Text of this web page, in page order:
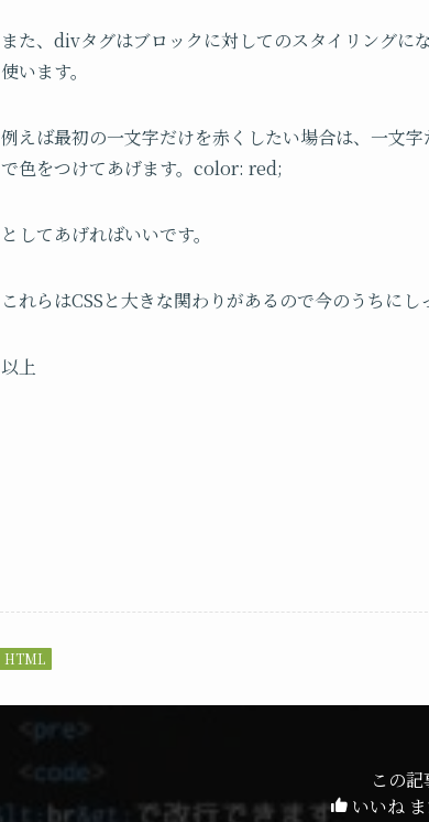
また、divタグはブロックに対してのスタイリングに
使います。
例えば最初の一文字だけを赤くしたい場合は、一文
で色をつけてあげます。color: red;
としてあげればいいです。
これらはCSSと大きな関わりがあるので今のうちにし
以上
HTML
この
いいね ま